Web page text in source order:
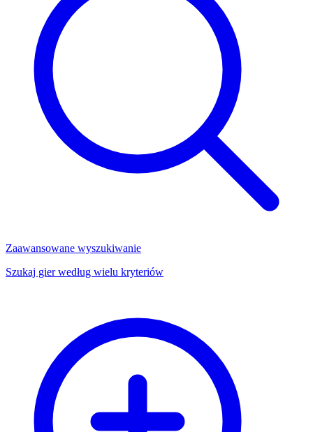
Zaawansowane wyszukiwanie
Szukaj gier według wielu kryteriów